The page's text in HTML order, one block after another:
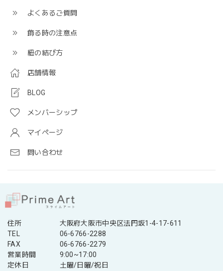
よくあるご質問
飾る時の注意点
紐の結び方
店舗情報
BLOG
メンバーシップ
マイページ
問い合わせ
住所
大阪府大阪市中央区法円坂1-4-17-611
TEL
06-6766-2288
FAX
06-6766-2279
営業時間
9:00~17:00
定休日
土曜/日曜/祝日